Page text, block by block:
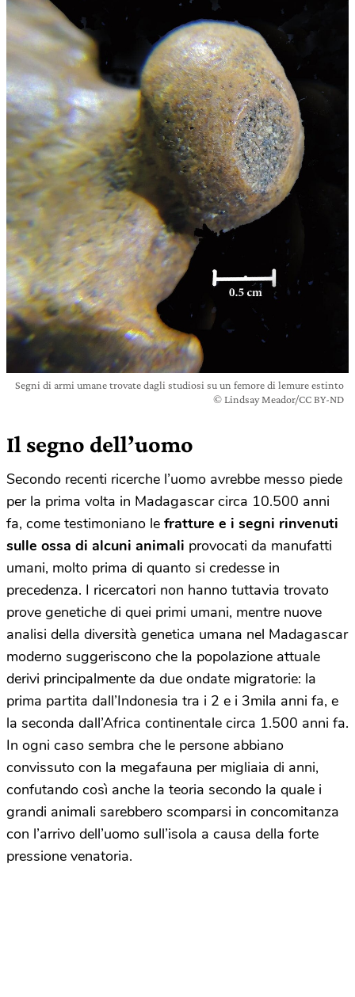
Segni di armi umane trovate dagli studiosi su un femore di lemure estinto
© Lindsay Meador/CC BY-ND
Il segno dell’uomo
Secondo recenti ricerche l’uomo avrebbe messo piede
per la prima volta in Madagascar circa 10.500 anni
fa, come testimoniano le fratture e i segni rinvenuti
sulle ossa di alcuni animali provocati da manufatti
umani, molto prima di quanto si credesse in
precedenza. I ricercatori non hanno tuttavia trovato
prove genetiche di quei primi umani, mentre nuove
analisi della diversità genetica umana nel Madagascar
moderno suggeriscono che la popolazione attuale
derivi principalmente da due ondate migratorie: la
prima partita dall’Indonesia tra i 2 e i 3mila anni fa, e
la seconda dall’Africa continentale circa 1.500 anni fa.
In ogni caso sembra che le persone abbiano
convissuto con la megafauna per migliaia di anni,
confutando così anche la teoria secondo la quale i
grandi animali sarebbero scomparsi in concomitanza
con l’arrivo dell’uomo sull’isola a causa della forte
pressione venatoria.